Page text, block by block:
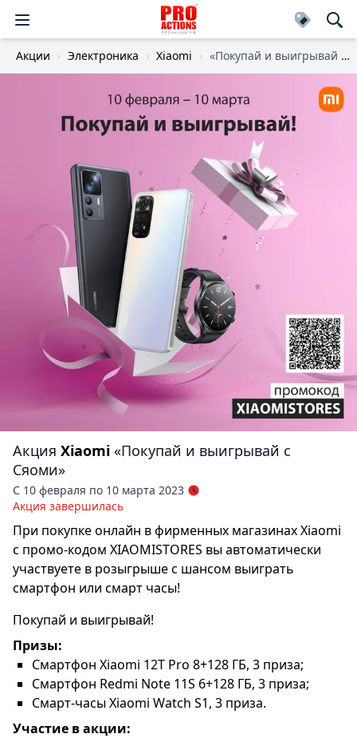
Акции Электроника Xiaomi «Покупай и выигрывай с Сяоми»
Акция Xiaomi «Покупай и выигрывай с
Сяоми»
С 10 февраля по 10 марта 2023
Акция завершилась
При покупке онлайн в фирменных магазинах Xiaomi
с промо-кодом XIAOMISTORES вы автоматически
участвуете в розыгрыше с шансом выиграть
смартфон или смарт часы!
Покупай и выигрывай!
Призы:
Смартфон Xiaomi 12T Pro 8+128 ГБ, 3 приза;
Смартфон Redmi Note 11S 6+128 ГБ, 3 приза;
Смарт-часы Xiaomi Watch S1, 3 приза.
Участие в акции: